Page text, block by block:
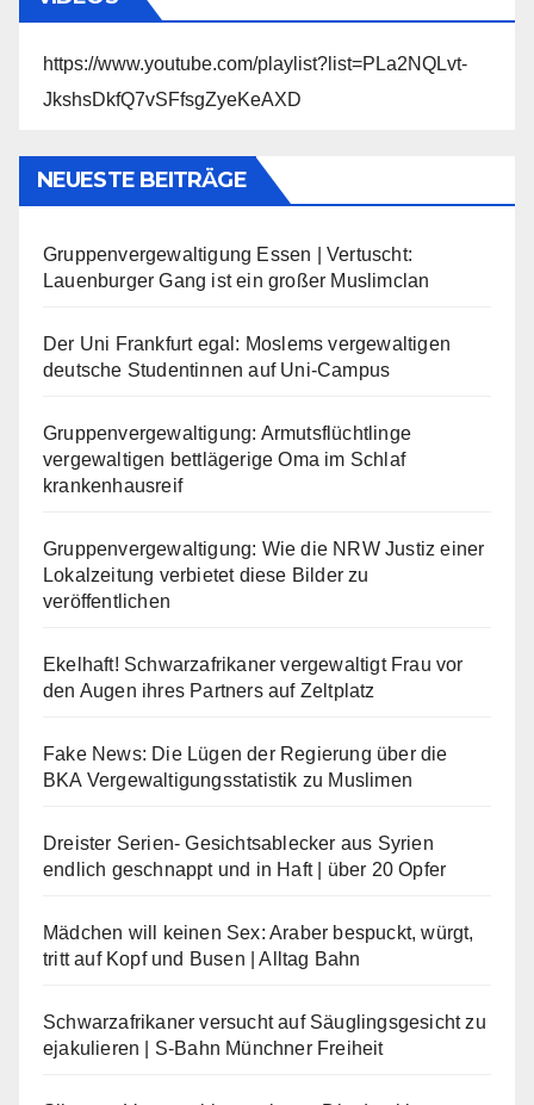
https://www.youtube.com/playlist?list=PLa2NQLvt-
JkshsDkfQ7vSFfsgZyeKeAXD
NEUESTE BEITRÄGE
Gruppenvergewaltigung Essen | Vertuscht:
Lauenburger Gang ist ein großer Muslimclan
Der Uni Frankfurt egal: Moslems vergewaltigen
deutsche Studentinnen auf Uni-Campus
Gruppenvergewaltigung: Armutsflüchtlinge
vergewaltigen bettlägerige Oma im Schlaf
krankenhausreif
Gruppenvergewaltigung: Wie die NRW Justiz einer
Lokalzeitung verbietet diese Bilder zu
veröffentlichen
Ekelhaft! Schwarzafrikaner vergewaltigt Frau vor
den Augen ihres Partners auf Zeltplatz
Fake News: Die Lügen der Regierung über die
BKA Vergewaltigungsstatistik zu Muslimen
Dreister Serien- Gesichtsablecker aus Syrien
endlich geschnappt und in Haft | über 20 Opfer
Mädchen will keinen Sex: Araber bespuckt, würgt,
tritt auf Kopf und Busen | Alltag Bahn
Schwarzafrikaner versucht auf Säuglingsgesicht zu
ejakulieren | S-Bahn Münchner Freiheit